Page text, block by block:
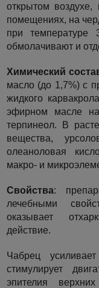
открытом
помещениях, на
при температуре
обмолачивают и
Химический
масло (до 1,7%) с
жидкого
эфирном масле
терпинеол. В
вещества,
олеаноловая
макро- и
Свойства:
лечебными
оказывает
действие.
Чабрец
стимулирует
эпителия